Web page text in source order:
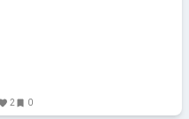
2 0